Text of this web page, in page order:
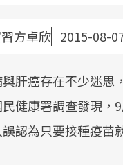
方卓欣 2015-08-
肝癌存在不少迷思
健康署調查發現，
認為只要接種疫苗